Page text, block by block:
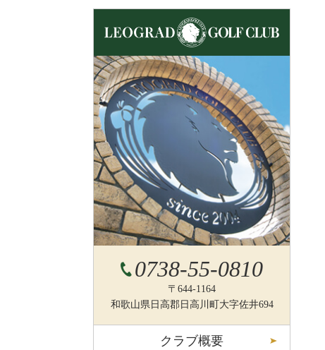
0738-55-0810
〒644-1164
和歌山県日高郡日高川町大字佐井694
クラブ概要